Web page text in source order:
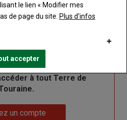
UN COMPTE
formule et créez votre
à tout Terre de
un compte
le lien « Modifier mes
de page du site. Plus d'infos
accepter